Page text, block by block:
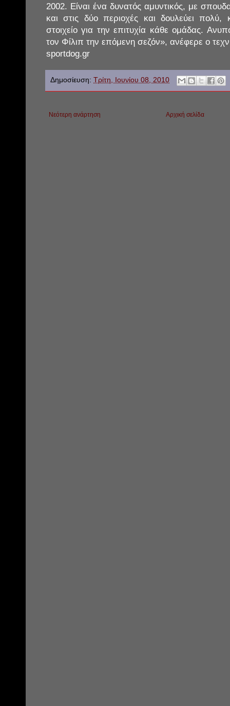
2002. Είναι ένα δυνατός αμυντικός, με
και στις δύο περιοχές και δουλεύει πολύ,
στοιχείο για την επιτυχία κάθε ομάδας.
τον Φίλιπ την επόμενη σεζόν», ανέφερε ο
sportdog.gr
Δημοσίευση: Τρίτη, Ιουνίου 08, 2010
Νεότερη ανάρτηση Αρχική σελίδα